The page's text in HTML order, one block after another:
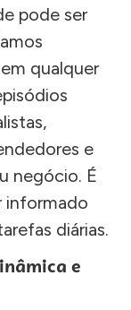
pode ser
qualquer
e
negócio. É
informado
diárias.
e